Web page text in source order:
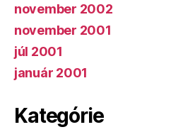
november 2002
november 2001
júl 2001
január 2001
Kategórie